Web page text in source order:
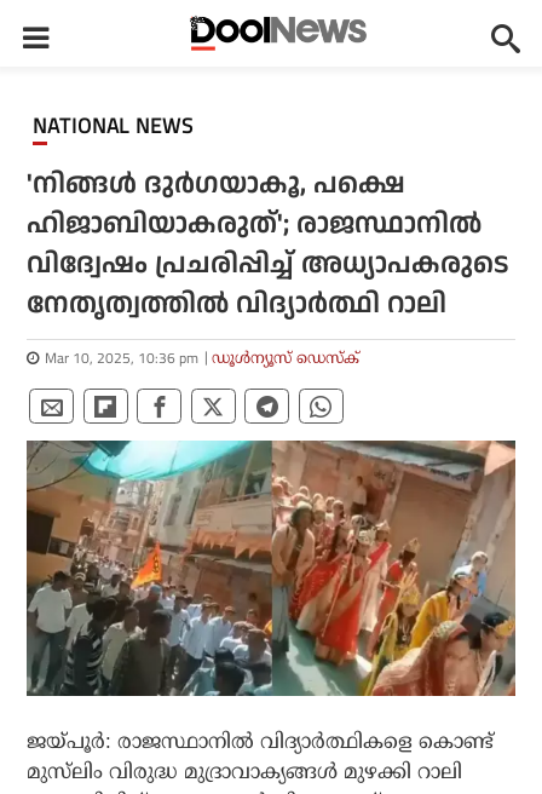
NATIONAL NEWS
'നിങ്ങള്‍ ദുര്‍ഗയാകൂ, പക്ഷെ
ഹിജാബിയാകരുത്'; രാജസ്ഥാനില്‍
വിദ്വേഷം പ്രചരിപ്പിച്ച് അധ്യാപകരുടെ
നേതൃത്വത്തില്‍ വിദ്യാര്‍ത്ഥി റാലി
Mar 10, 2025, 10:36 pm ഡൂള്‍ന്യൂസ് ഡെസ്‌ക്
ജയ്പൂര്‍: രാജസ്ഥാനില്‍ വിദ്യാര്‍ത്ഥികളെ കൊണ്ട്
മുസ്‌ലിം വിരുദ്ധ മുദ്രാവാക്യങ്ങള്‍ മുഴക്കി റാലി